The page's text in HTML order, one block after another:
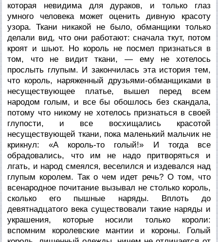
которая невидима для дураков, и только глаз
умного человека может оценить дивную красоту
узора. Ткани никакой не было, обманщики только
делали вид, что они работают: сначала ткут, потом
кроят и шьют. Но король не посмел признаться в
том, что не видит ткани, — ему не хотелось
прослыть глупым. И закончилась эта история тем,
что король, наряженный друзьями-обманщиками в
несуществующее платье, вышел перед всем
народом голым, и все бы обошлось без скандала,
потому что никому не хотелось признаться в своей
глупости, и все восхищались красотой
несуществующей ткани, пока маленький мальчик не
крикнул: «А король-то голый!» И тогда все
обрадовались, что им не надо притворяться и
лгать, и народ смеялся, веселился и издевался над
глупым королем. Так о чем идет речь? О том, что
всенародное почитание вызывал не столько король,
сколько его пышные наряды. Вплоть до
девятнадцатого века существовали такие наряды и
украшения, которые носили только короли:
вспомним королевские мантии и короны. Голый